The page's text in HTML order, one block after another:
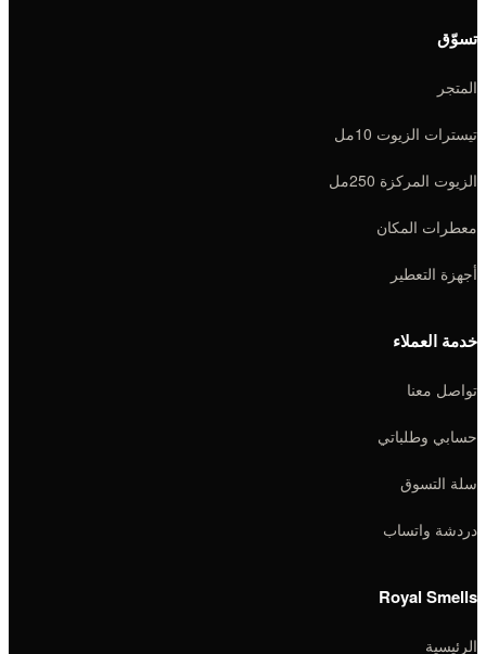
تسوّق
المتجر
تيسترات الزيوت 10مل
الزيوت المركزة 250مل
معطرات المكان
أجهزة التعطير
خدمة العملاء
تواصل معنا
حسابي وطلباتي
سلة التسوق
دردشة واتساب
Royal Smells
الرئيسية